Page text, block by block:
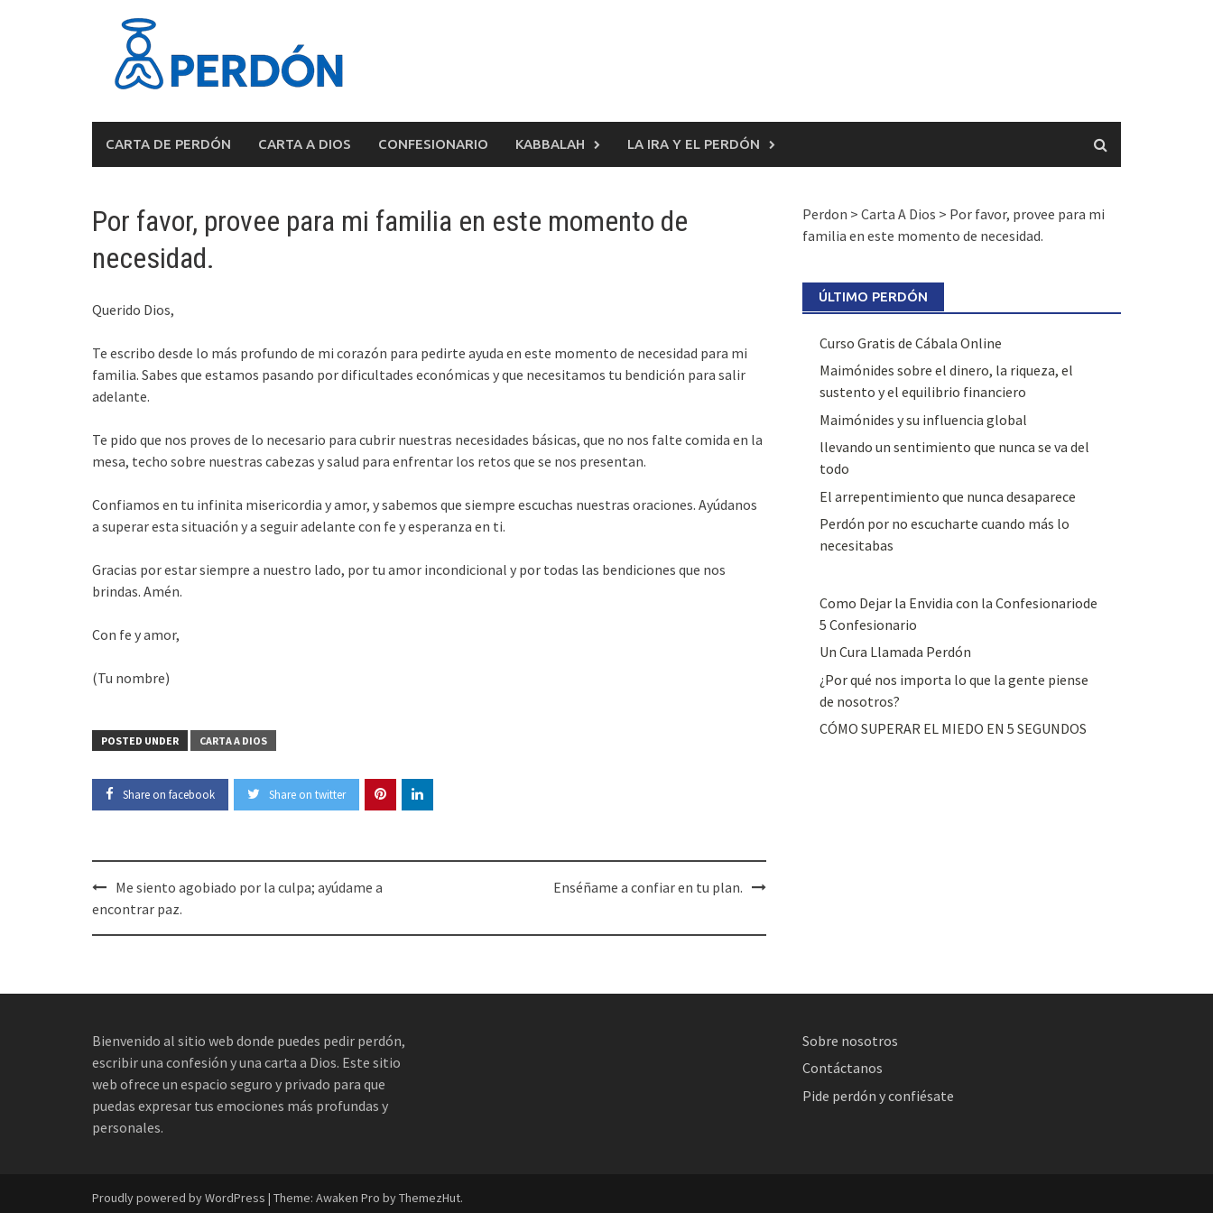
CARTA DE PERDÓN CARTA A DIOS CONFESIONARIO KABBALAH LA IRA Y EL PERDÓN
Por favor, provee para mi familia en este momento de
necesidad.
Querido Dios,
Te escribo desde lo más profundo de mi corazón para pedirte ayuda en este momento de necesidad para mi
familia. Sabes que estamos pasando por dificultades económicas y que necesitamos tu bendición para salir
adelante.
Te pido que nos proves de lo necesario para cubrir nuestras necesidades básicas, que no nos falte comida en la
mesa, techo sobre nuestras cabezas y salud para enfrentar los retos que se nos presentan.
Confiamos en tu infinita misericordia y amor, y sabemos que siempre escuchas nuestras oraciones. Ayúdanos
a superar esta situación y a seguir adelante con fe y esperanza en ti.
Gracias por estar siempre a nuestro lado, por tu amor incondicional y por todas las bendiciones que nos
brindas. Amén.
Con fe y amor,
(Tu nombre)
POSTED UNDER CARTA A DIOS
Share on facebook Share on twitter
Post
navigation
Me siento agobiado por la culpa; ayúdame a
encontrar paz.
Enséñame a confiar en tu plan.
Perdon > Carta A Dios > Por favor, provee para mi
familia en este momento de necesidad.
ÚLTIMO PERDÓN
Curso Gratis de Cábala Online
Maimónides sobre el dinero, la riqueza, el
sustento y el equilibrio financiero
Maimónides y su influencia global
llevando un sentimiento que nunca se va del
todo
El arrepentimiento que nunca desaparece
Perdón por no escucharte cuando más lo
necesitabas
Como Dejar la Envidia con la Confesionariode
5 Confesionario
Un Cura Llamada Perdón
¿Por qué nos importa lo que la gente piense
de nosotros?
CÓMO SUPERAR EL MIEDO EN 5 SEGUNDOS
Bienvenido al sitio web donde puedes pedir perdón,
escribir una confesión y una carta a Dios. Este sitio
web ofrece un espacio seguro y privado para que
puedas expresar tus emociones más profundas y
personales.
Sobre nosotros
Contáctanos
Pide perdón y confiésate
Proudly powered by WordPress | Theme: Awaken Pro byThemezHut.